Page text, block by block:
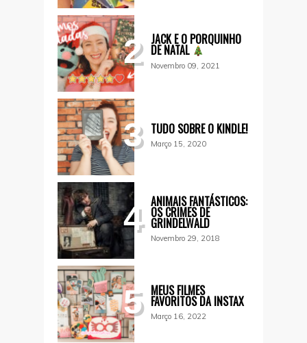
2 JACK E O PORQUINHO
DE NATAL
Novembro 09, 2021
3 TUDO SOBRE O KINDLE!
Março 15, 2020
4 ANIMAIS FANTÁSTICOS:
OS CRIMES DE
GRINDELWALD
Novembro 29, 2018
5 MEUS FILMES
FAVORITOS DA INSTAX
Março 16, 2022